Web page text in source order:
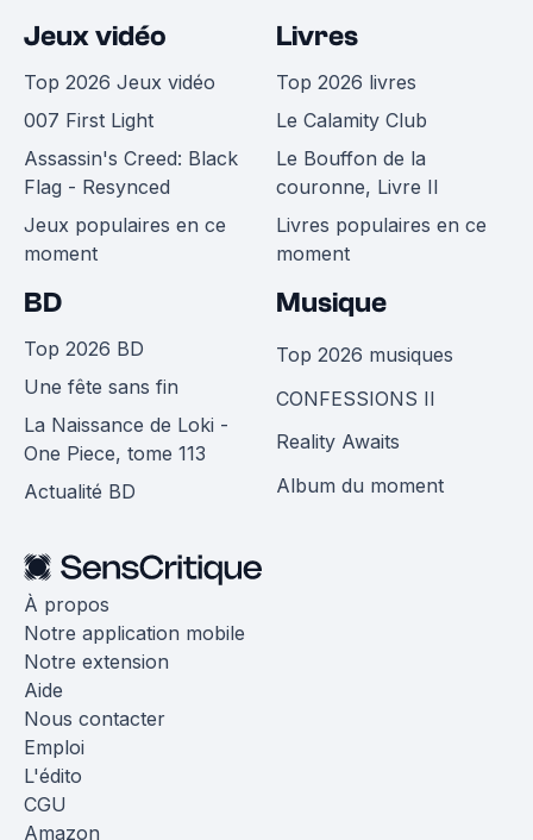
Jeux vidéo
Top 2026 Jeux vidéo
007 First Light
Assassin's Creed: Black
Flag - Resynced
Jeux populaires en ce
moment
Livres
Top 2026 livres
Le Calamity Club
Le Bouffon de la
couronne, Livre II
Livres populaires en ce
moment
BD
Top 2026 BD
Une fête sans fin
La Naissance de Loki -
One Piece, tome 113
Actualité BD
Musique
Top 2026 musiques
CONFESSIONS II
Reality Awaits
Album du moment
À propos
Notre application mobile
Notre extension
Aide
Nous contacter
Emploi
L'édito
CGU
Amazon